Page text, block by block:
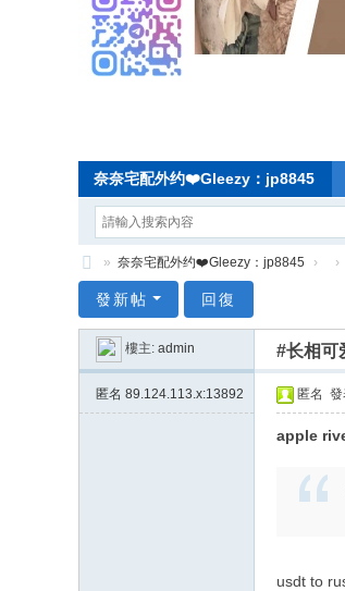
奈奈宅配外约❤️Gleezy：jp8845
奈
» 奈奈宅配外约❤️Gleezy：jp8845 › ›
發新帖 回復
樓主: admin #长相可
匿名 89.124.113.x:13892 匿名
apple
usdt to